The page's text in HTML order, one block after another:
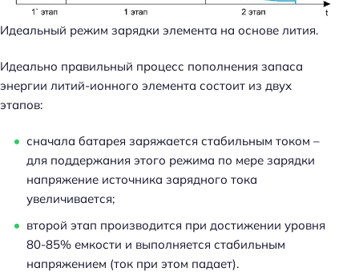
Идеальный режим зарядки элемента на основе лития.
Идеально правильный процесс пополнения запаса
энергии литий-ионного элемента состоит из двух
этапов:
сначала батарея заряжается стабильным током –
для поддержания этого режима по мере зарядки
напряжение источника зарядного тока
увеличивается;
второй этап производится при достижении уровня
80-85% емкости и выполняется стабильным
напряжением (ток при этом падает).